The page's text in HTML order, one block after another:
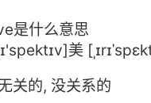
是什么意思
美
关的, 没关系的